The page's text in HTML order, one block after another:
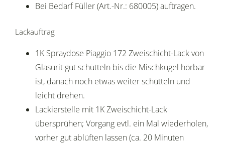
Bei Bedarf Füller (Art.-Nr.: 680005) auftragen.
Lackauftrag
1K Spraydose Piaggio 172 Zweischicht-Lack von
Glasurit gut schütteln bis die Mischkugel hörbar
ist, danach noch etwas weiter schütteln und
leicht drehen.
Lackierstelle mit 1K Zweischicht-Lack
übersprühen; Vorgang evtl. ein Mal wiederholen,
vorher gut ablüften lassen (ca. 20 Minuten